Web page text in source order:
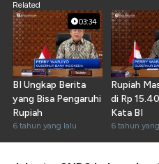
Related
03:34
BI Ungkap Berita
yang Bisa Pengaruhi
Rupiah
6 tahun yang lalu
Rupiah
di Rp
Kata BI
6 tahun